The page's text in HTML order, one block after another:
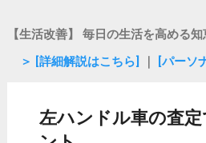
【生活改善】 毎日の生活を高める
＞ [詳細解説はこちら]
[パーソ
左ハンドル車の査